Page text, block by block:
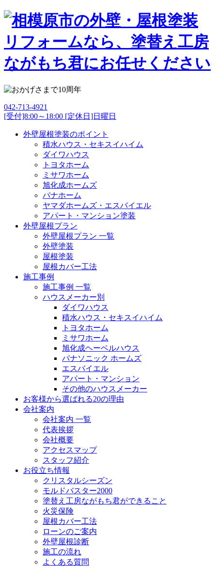
042-713-4921
[受付]8:00～18:00 [定休日]日曜日
外壁屋根塗装のポイント
積水ハウス・セキスイハイム
ダイワハウス
トヨタホーム
ミサワホーム
旭化成ホームズ
パナホーム
ヤマダホームズ・エスバイエル
アパート・マンション塗装
外壁屋根プラン
外壁屋根プラン 一覧
外壁塗装
屋根塗装
屋根カバー工法
施工事例
施工事例 一覧
ハウスメーカー別
ダイワハウス
積水ハウス・セキスイハイム
トヨタホーム
ミサワホーム
旭化成ヘーベルハウス
パナソニック ホームズ
エスバイエル
アパート・マンション
その他のハウスメーカー
お客様から選ばれる20の理由
会社案内
会社案内 一覧
代表挨拶
会社概要
アクセスマップ
スタッフ紹介
お役立ち情報
クリスタルシーズン
モルドバスター2000
塗替え工房ながもち君ができること
火災保険
屋根カバー工法
ローンのご案内
外壁屋根診断
施工の流れ
よくある質問